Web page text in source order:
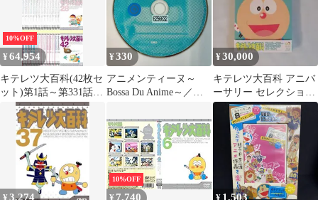
10%OFF
¥64,954
キテレツ大百科(42枚セ
ット)第1話～第331話
最終【全巻セット アニ
メ 中古 DVD】ケース
¥330
アニメンティーヌ～
Bossa Du Anime～／ク
¥30,000
キテレツ大百科 アニバ
ーサリー セレクション
BD-BOX_ブルーレイ
¥3,274
10%OFF
¥ 7,740 ¥ 1,503